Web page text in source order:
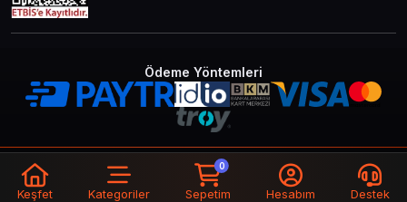
24,803.25TL Sepete Ekle
Keşfet Kategoriler
0
Sepetim Hesabım Destek
Ödeme Yöntemleri
© 2026
Saklıdır.
BirMAS İLETİŞİM TEKNOLOJİ LTD STİ
İştirakidir.